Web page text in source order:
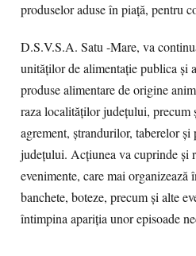
produselor aduse în piață, pentru
D.S.V.S.A. Satu -Mare, va
unităților de alimentație publica și
produse alimentare de origine
raza localităților județului, precum
agrement, ștrandurilor, taberelor
județului. Acțiunea va cuprinde și
evenimente, care mai organizează
banchete, boteze, precum și alte
întimpina apariția unor episoade